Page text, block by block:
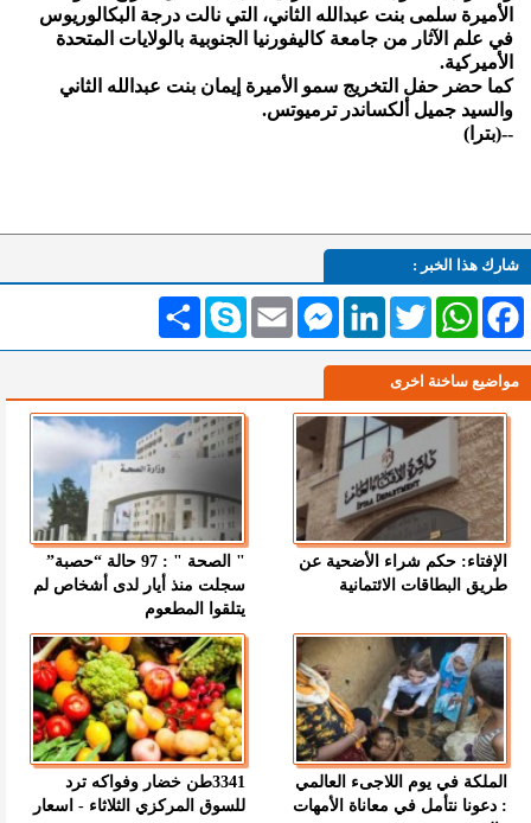
الأميرة سلمى بنت عبدالله الثاني، التي نالت درجة البكالوريوس
في علم الآثار من جامعة كاليفورنيا الجنوبية بالولايات المتحدة
الأميركية.
كما حضر حفل التخريج سمو الأميرة إيمان بنت عبدالله الثاني
والسيد جميل ألكساندر ترميوتس.
--(بترا)
شارك هذا الخبر :
انشر Skype Email
MessengerLinkedInTwitterWhatsAppFacebook
مواضيع ساخنة اخرى
الإفتاء: حكم شراء الأضحية عن
طريق البطاقات الائتمانية
" الصحة " : 97 حالة “حصبة”
سجلت منذ أيار لدى أشخاص لم
يتلقوا المطعوم
الملكة في يوم اللاجىء العالمي
: دعونا نتأمل في معاناة الأمهات
3341طن خضار وفواكه ترد
للسوق المركزي الثلاثاء - اسعار